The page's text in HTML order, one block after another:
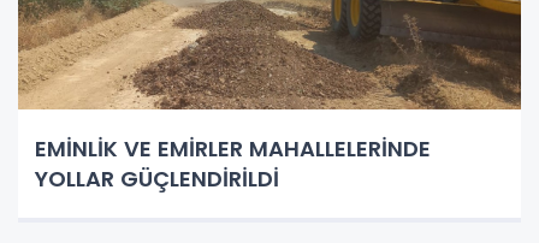
EMİNLİK VE EMİRLER MAHALLELERİNDE
YOLLAR GÜÇLENDİRİLDİ